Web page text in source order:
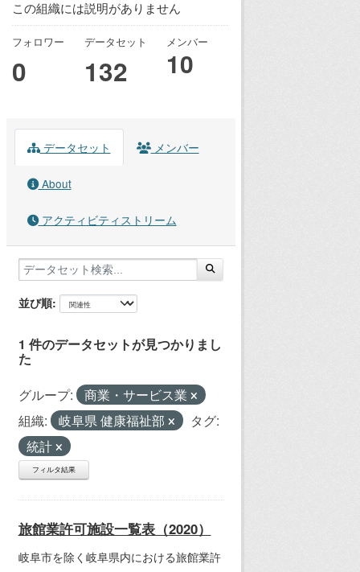
この組織には説明がありません
フォロワー
0
データセット
132
メンバー
10
データセット メンバー
About
アクティビティストリーム
並び順
1 件のデータセットが見つかりまし
た
グループ:
商業・サービス業
組織:
岐阜県 健康福祉部
タグ:
統計
フィルタ結果
旅館業許可施設一覧表（2020）
岐阜市を除く岐阜県内における旅館業許